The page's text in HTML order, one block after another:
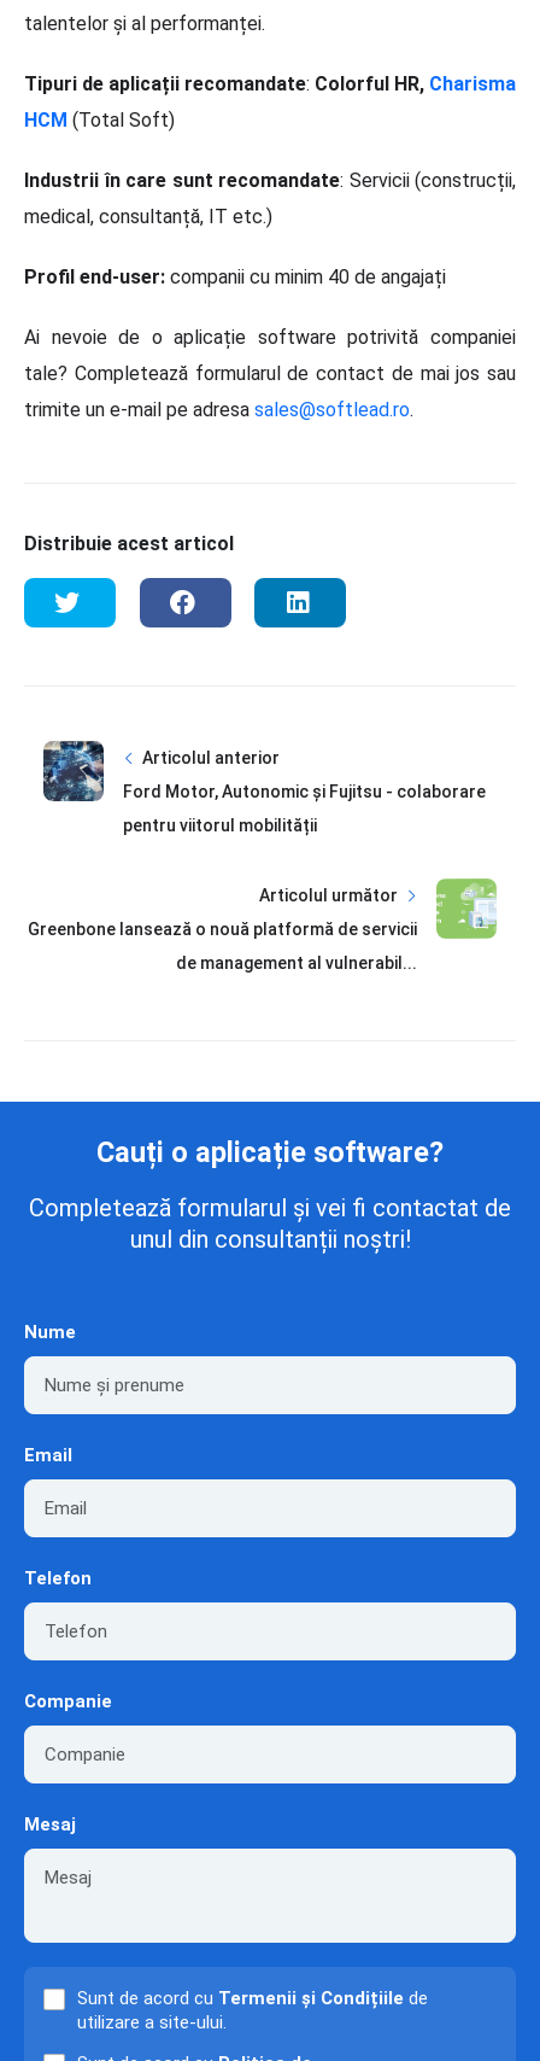
talentelor și al performanței.
Tipuri de aplicații recomandate: Colorful HR, Charisma
HCM (Total Soft)
Industrii în care sunt recomandate: Servicii (construcții,
medical, consultanță, IT etc.)
Profil end-user: companii cu minim 40 de angajați
Ai nevoie de o aplicație software potrivită companiei
tale? Completează formularul de contact de mai jos sau
trimite un e-mail pe adresa sales@softlead.ro.
Distribuie acest articol
Articolul anterior
Ford Motor, Autonomic şi Fujitsu - colaborare
pentru viitorul mobilității
Articolul următor
Greenbone lansează o nouă platformă de servicii
de management al vulnerabil...
Cauți o aplicație software?
Completează formularul și vei fi contactat de
unul din consultanții noștri!
Nume
Email
Telefon
Companie
Mesaj
Sunt de acord cu Termenii și Condițiile de
utilizare a site-ului.